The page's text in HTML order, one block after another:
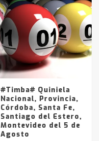
#Timba# Quiniela
Nacional, Provincia,
Córdoba, Santa Fe,
Santiago del Estero,
Montevideo del 5 de
Agosto